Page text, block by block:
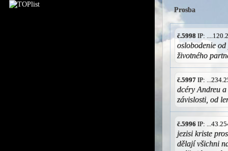
Prosba
č.5998 IP:
oslobodenie
životného
č.5997 IP:
dcéry Andreu
závislosti, od
č.5996 IP:
jezisi kriste
dělají všichni